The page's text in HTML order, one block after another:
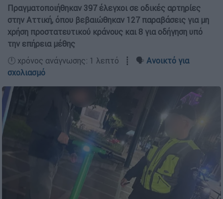
Πραγματοποιήθηκαν 397 έλεγχοι σε οδικές αρτηρίες
στην Αττική, όπου βεβαιώθηκαν 127 παραβάσεις για μη
χρήση προστατευτικού κράνους και 8 για οδήγηση υπό
την επήρεια μέθης
🕛 χρόνος ανάγνωσης: 1 λεπτό ┋ 🗣️ Ανοικτό για
σχολιασμό